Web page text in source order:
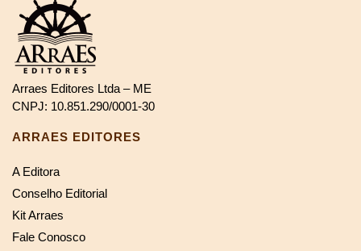
Arraes Editores Ltda – ME
CNPJ: 10.851.290/0001-30
ARRAES EDITORES
A Editora
Conselho Editorial
Kit Arraes
Fale Conosco